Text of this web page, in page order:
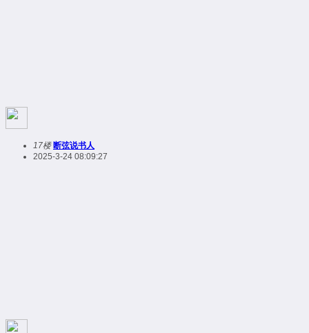
17楼 断弦说书人
2025-3-24 08:09:27